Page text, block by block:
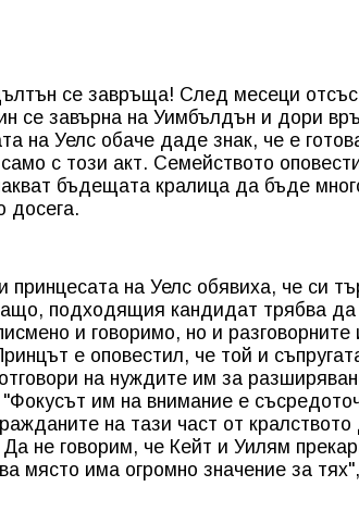
се завръща! След месеци
се завърна на Уимбълдън и дори
на Уелс обаче даде знак, че е
с този акт. Семейството
бъдещата кралица да бъде
досега.
принцесата на Уелс обявиха, че си
подходящия кандидат трябва да
и говоримо, но и
е оповестил, че той и
на нуждите им за
им на внимание е
на тази част от
не говорим, че Кейт и Уилям
място има огромно значение за